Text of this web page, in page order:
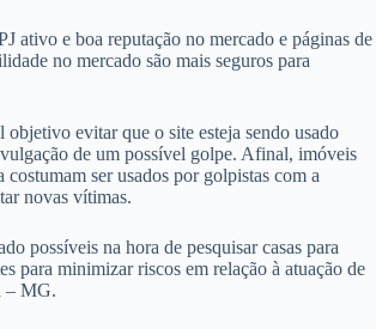
ativo e boa reputação no mercado e páginas de
no mercado são mais seguros para
evitar que o site esteja sendo usado
de um possível golpe. Afinal, imóveis
costumam ser usados por golpistas com a
novas vítimas.
possíveis na hora de pesquisar casas para
para minimizar riscos em relação à atuação de
– MG.